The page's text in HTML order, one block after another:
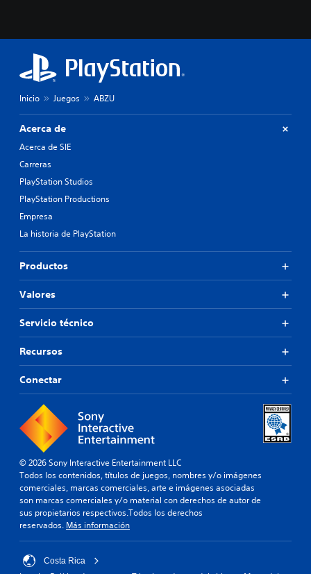
Inicio Juegos ABZU
Acerca de
Acerca de SIE
Carreras
PlayStation Studios
PlayStation Productions
Empresa
La historia de PlayStation
Productos
Valores
Servicio técnico
Recursos
Conectar
© 2026 Sony Interactive Entertainment LLC
Todos los contenidos, títulos de juegos, nombres y/o imágenes
comerciales, marcas comerciales, arte e imágenes asociadas
son marcas comerciales y/o material con derechos de autor de
sus propietarios respectivos.Todos los derechos
reservados. Más información
Costa Rica